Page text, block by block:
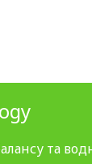
та